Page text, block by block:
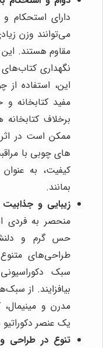
دارای استحکام
می‌توانند وزن
مقاوم هستند. این
نگهداری
این، استفاده
مفید کتابخانه
ممکن است در اثر
های چوبی با
کیفیت، به
بمانند.
زیبایی و
منحصر به فردی
حس گرم و
طراحی‌های
سبک
بیافزایند. از
مدرن و مینیمال،
یک عنصر
تنوع در طراحی و